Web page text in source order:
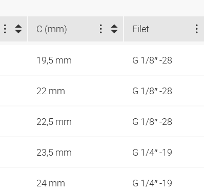
C (mm) Filet
19,5 mm G 1/8″ -28
22 mm G 1/8″ -28
22,5 mm G 1/8″ -28
23,5 mm G 1/4″ -19
24 mm G 1/4″ -19